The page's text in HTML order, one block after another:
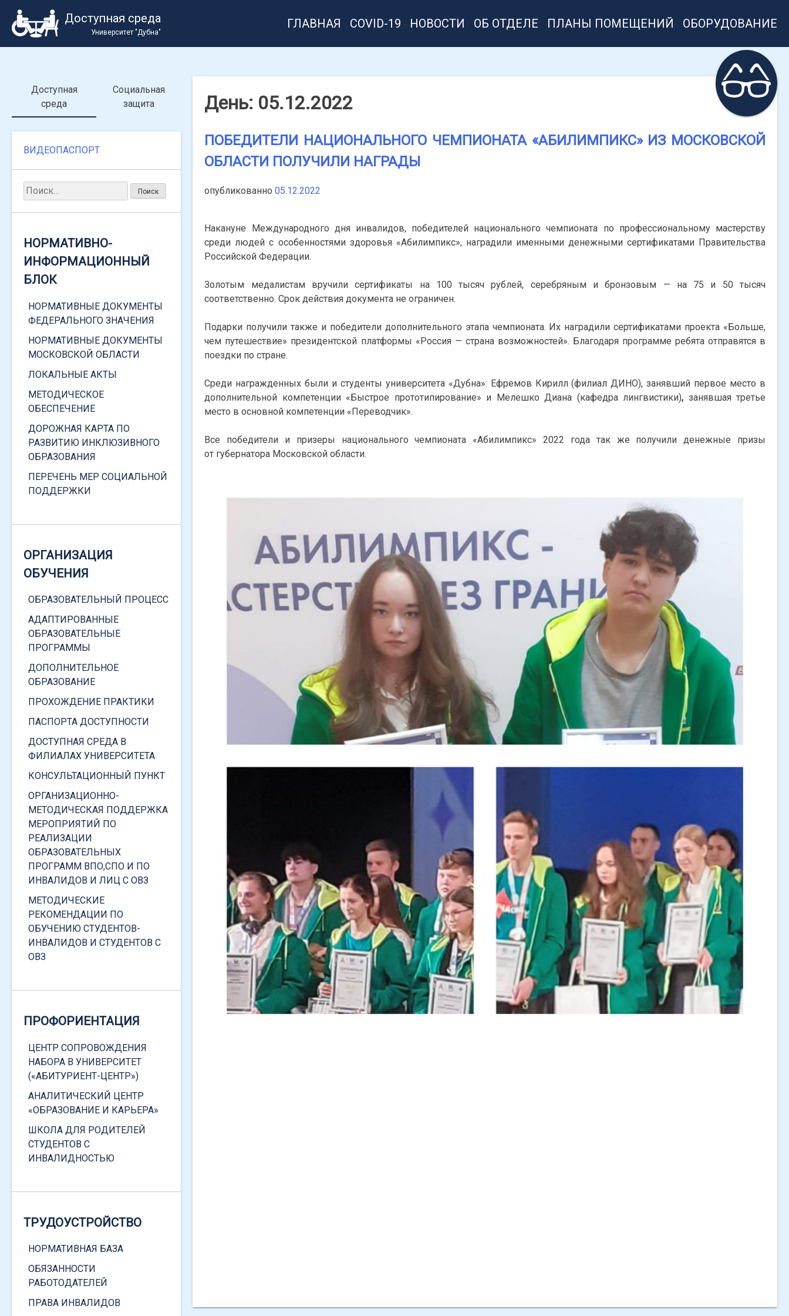
content
Доступная среда
Университет "Дубна"
ГЛАВНАЯ COVID-19 НОВОСТИ ОБ ОТДЕЛЕ ПЛАНЫ ПОМЕЩЕНИЙ ОБОРУДОВАНИЕ
День: 05.12.2022
ПОБЕДИТЕЛИ НАЦИОНАЛЬНОГО ЧЕМПИОНАТА «АБИЛИМПИКС» ИЗ МОСКОВСКОЙ
ОБЛАСТИ ПОЛУЧИЛИ НАГРАДЫ
опубликованно05.12.2022
Накануне Международного дня инвалидов, победителей национального чемпионата по профессиональному мастерству
среди людей с особенностями здоровья «Абилимпикс», наградили именными денежными сертификатами Правительства
Российской Федерации.
Золотым медалистам вручили сертификаты на 100 тысяч рублей, серебряным и бронзовым — на 75 и 50 тысяч
соответственно. Срок действия документа не ограничен.
Подарки получили также и победители дополнительного этапа чемпионата. Их наградили сертификатами проекта «Больше,
чем путешествие» президентской платформы «Россия — страна возможностей». Благодаря программе ребята отправятся в
поездки по стране.
Среди награжденных были и студенты университета «Дубна»: Ефремов Кирилл (филиал ДИНО), занявший первое место в
дополнительной компетенции «Быстрое прототипирование» и Мелешко Диана (кафедра лингвистики), занявшая третье
место в основной компетенции «Переводчик».
Все победители и призеры национального чемпионата «Абилимпикс» 2022 года так же получили денежные призы
от губернатора Московской области.
Доступная
среда
Социальная
защита
ВАЖНАЯ ИНФОРМАЦИЯ
ВЫПЛАТАМ
ВИДЕОГИД ПО САЙТУ ДЛЯ
ИНФОРМАЦИЯ ПО
СОЦИАЛЬНЫМ ВЫПЛАТАМ
ИНФОРМАЦИЯ ПО
НАЗНАЧЕНИЮ СОЦИАЛЬНОЙ
ВЕЛИЧИНЫ ПРОЖИТОЧНОГО
ПОЛУЧЕНИЕ СПРАВКИ О ТОМ,
ЧТО ВЫ ЯВЛЯЕТЕСЬ
СТУДЕНТОМ
ПОРЯДОК ПОЛУЧЕНИЯ
СПРАВКИ О ДОХОДАХ
ПРИКАЗ О СОЗДАНИИ
ЗАЩИТЕ СТУДЕНТОВ
ДЕТИ-СИРОТЫ
ИНВАЛИДЫ
ЧЕРНОБЫЛЬСКАЯ АЭС
ВЕТЕРАНЫ
ФОРМЫ СОЦИАЛЬНОЙ
ЗАЩИТЫ
СОЦИАЛЬНАЯ СТИПЕНДИЯ
ПОВЫШЕННАЯ СОЦИАЛЬНАЯ
СТИПЕНДИЯ
МАТЕРИАЛЬНАЯ ПОДДЕРЖКА
КОНТАКТЫ, ОБРАТНАЯ СВЯЗЬ
ДОКУМЕНТЫ
ФЕДЕРАЛЬНОЕ
ЗАКОНОДАТЕЛЬСТВО
ПОДДЕРЖКЕ МОЛОДЫХ
ЗАКОНОДАТЕЛЬСТВО
ЗАКОНОДАТЕЛЬСТВО
ЛОКАЛЬНЫЕ НОРМАТИВНЫЕ
ДОКУМЕНТЫ
ОБРАЩЕНИЕ
ВИДЕОПАСПОРТ
Найти:
НОРМАТИВНО-
ИНФОРМАЦИОННЫЙ
БЛОК
НОРМАТИВНЫЕ ДОКУМЕНТЫ
ФЕДЕРАЛЬНОГО ЗНАЧЕНИЯ
НОРМАТИВНЫЕ ДОКУМЕНТЫ
МОСКОВСКОЙ ОБЛАСТИ
ЛОКАЛЬНЫЕ АКТЫ
МЕТОДИЧЕСКОЕ
ОБЕСПЕЧЕНИЕ
ДОРОЖНАЯ КАРТА ПО
РАЗВИТИЮ ИНКЛЮЗИВНОГО
ОБРАЗОВАНИЯ
ПЕРЕЧЕНЬ МЕР СОЦИАЛЬНОЙ
ПОДДЕРЖКИ
ОРГАНИЗАЦИЯ
ОБУЧЕНИЯ
ОБРАЗОВАТЕЛЬНЫЙ ПРОЦЕСС
АДАПТИРОВАННЫЕ
ОБРАЗОВАТЕЛЬНЫЕ
ПРОГРАММЫ
ДОПОЛНИТЕЛЬНОЕ
ОБРАЗОВАНИЕ
ПРОХОЖДЕНИЕ ПРАКТИКИ
ПАСПОРТА ДОСТУПНОСТИ
ДОСТУПНАЯ СРЕДА В
ФИЛИАЛАХ УНИВЕРСИТЕТА
КОНСУЛЬТАЦИОННЫЙ ПУНКТ
ОРГАНИЗАЦИОННО-
МЕТОДИЧЕСКАЯ ПОДДЕРЖКА
МЕРОПРИЯТИЙ ПО
РЕАЛИЗАЦИИ
ОБРАЗОВАТЕЛЬНЫХ
ПРОГРАММ ВПО,СПО И ПО
ИНВАЛИДОВ И ЛИЦ С ОВЗ
МЕТОДИЧЕСКИЕ
РЕКОМЕНДАЦИИ ПО
ОБУЧЕНИЮ СТУДЕНТОВ-
ИНВАЛИДОВ И СТУДЕНТОВ С
ОВЗ
ПРОФОРИЕНТАЦИЯ
ЦЕНТР СОПРОВОЖДЕНИЯ
НАБОРА В УНИВЕРСИТЕТ
(«АБИТУРИЕНТ-ЦЕНТР»)
АНАЛИТИЧЕСКИЙ ЦЕНТР
«ОБРАЗОВАНИЕ И КАРЬЕРА»
ШКОЛА ДЛЯ РОДИТЕЛЕЙ
СТУДЕНТОВ С
ИНВАЛИДНОСТЬЮ
ТРУДОУСТРОЙСТВО
НОРМАТИВНАЯ БАЗА
ОБЯЗАННОСТИ
РАБОТОДАТЕЛЕЙ
ПРАВА ИНВАЛИДОВ